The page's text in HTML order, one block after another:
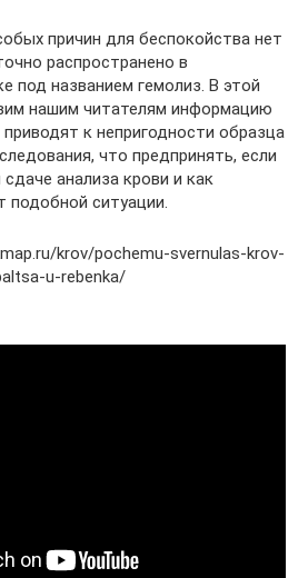
причин для беспокойства нет
распространено в
под названием гемолиз. В этой
нашим читателям информацию
к непригодности образца
что предпринять, если
анализа крови и как
подобной ситуации.
krov/pochemu-svernulas-krov-
u-rebenka/